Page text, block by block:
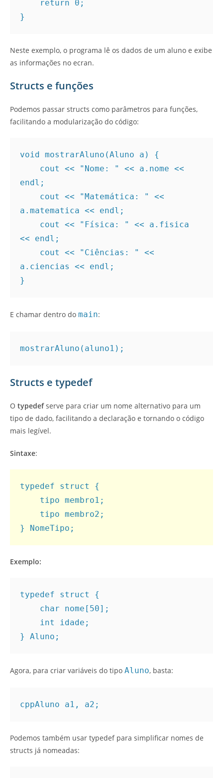
    return 0;
}
Neste exemplo, o programa lê os dados de um aluno e exibe
as informações no ecran.
Structs e funções
Podemos passar structs como parâmetros para funções,
facilitando a modularização do código:
void mostrarAluno(Aluno a) {
endl;
a.matematica << endl;
<< endl;
a.ciencias << endl;
}
E chamar dentro do main:
mostrarAluno(aluno1);
Structs e typedef
O typedefserve para criar um nome alternativo para um
tipo de dado, facilitando a declaração e tornando o código
mais legível.
Sintaxe:
typedef struct {
} NomeTipo;
Exemplo:
typedef struct {
    char nome[50];
    int idade;
} Aluno;
Agora, para criar variáveis do tipo Aluno, basta:
cpp
Podemos também usar typedef para simplificar nomes de
structs já nomeadas: